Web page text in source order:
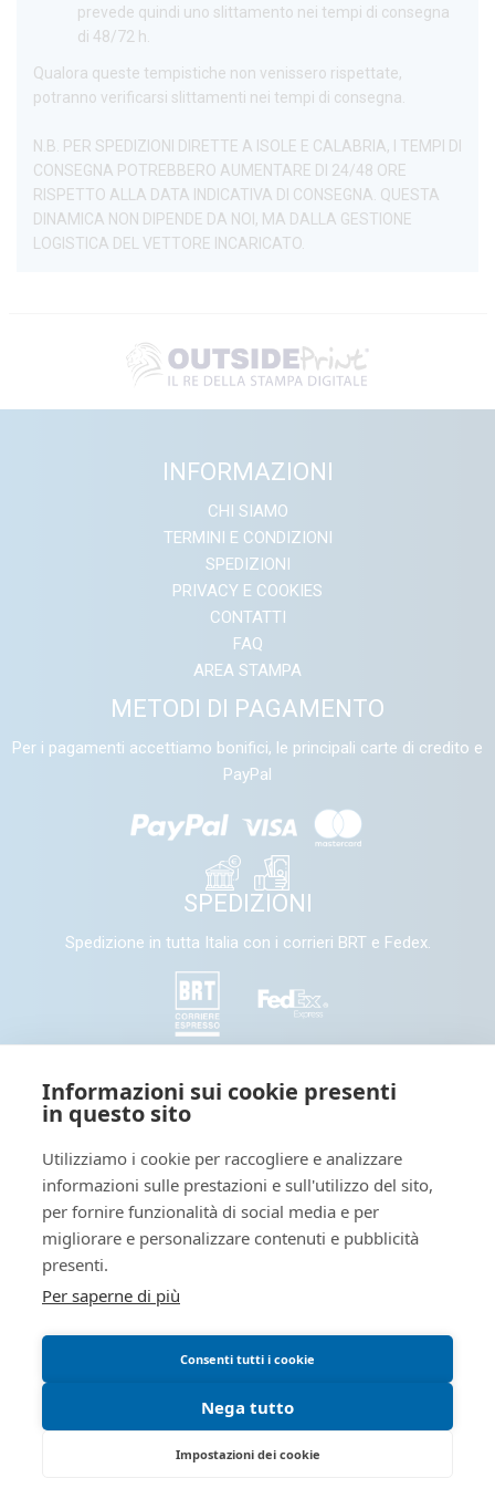
Informazioni sui cookie presenti
in questo sito
Utilizziamo i cookie per raccogliere e analizzare
informazioni sulle prestazioni e sull'utilizzo del sito,
per fornire funzionalità di social media e per
migliorare e personalizzare contenuti e pubblicità
presenti.
Per saperne di più
Consenti tutti i cookie
Nega tutto
Impostazioni dei cookie
prevede quindi uno slittamento nei tempi di consegna
di 48/72 h.
Qualora queste tempistiche non venissero rispettate,
potranno verificarsi slittamenti nei tempi di consegna.
N.B. PER SPEDIZIONI DIRETTE A ISOLE E CALABRIA, I TEMPI DI
CONSEGNA POTREBBERO AUMENTARE DI 24/48 ORE
RISPETTO ALLA DATA INDICATIVA DI CONSEGNA. QUESTA
DINAMICA NON DIPENDE DA NOI, MA DALLA GESTIONE
LOGISTICA DEL VETTORE INCARICATO.
INFORMAZIONI
CHI SIAMO
TERMINI E CONDIZIONI
SPEDIZIONI
PRIVACY E COOKIES
CONTATTI
FAQ
AREA STAMPA
METODI DI PAGAMENTO
Per i pagamenti accettiamo bonifici, le principali carte di credito e
PayPal
SPEDIZIONI
Spedizione in tutta Italia con i corrieri BRT e Fedex.
SEGUICI
Seguici e condividi con noi sui nostri canali social
Tieniti informato: leggi il nostro
Blog dedicato a novità interessanti sul mondo della stampa
Blog - OutsidePrint.info